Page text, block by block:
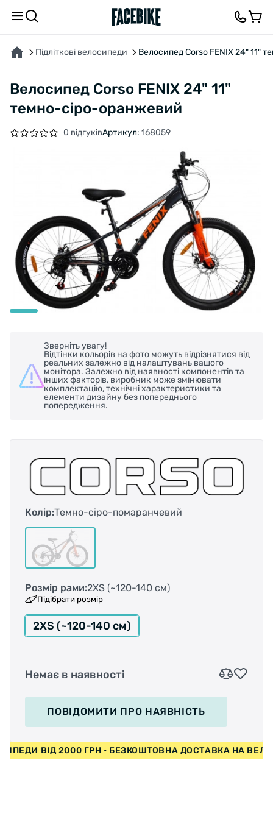
Підліткові велосипеди Велосипед Corso FENIX 24" 11"
Велосипед Corso FENIX 24" 11"
темно-сіро-оранжевий
0 відгуківАртикул: 168059
Зверніть увагу!
Відтінки кольорів на фото можуть відрізнятися від
реальних залежно від налаштувань вашого
монітора. Залежно від наявності компонентів та
інших факторів, виробник може змінювати
комплектацію, технічні характеристики та
елементи дизайну без попереднього
попередження.
Колір:Темно-сіро-помаранчевий
Розмір рами:2XS (~120-140 см)
Підібрати розмір
2XS (~120-140 см)
Немає в наявності
ПОВІДОМИТИ ПРО НАЯВНІСТЬ
ВІД 2000 ГРН • БЕЗКОШТОВНА ДОСТАВКА НА
ПРО ТОВАР ХАРАКТЕРИСТИКИВІДГУКИ ТА ЗАПИТАННЯ